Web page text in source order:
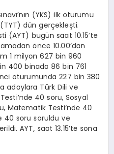
(YKS) ilk oturumu
dün gerçekleşti.
(AYT) bugün saat 10.15’te
önce 10.00’dan
1 milyon 627 bin 960
400 binada 86 bin 761
oturumunda 227 bin 380
adaylara Türk Dili ve
40 soru, Sosyal
Matematik Testi’nde 40
40 soru soruldu ve
AYT, saat 13.15’te sona